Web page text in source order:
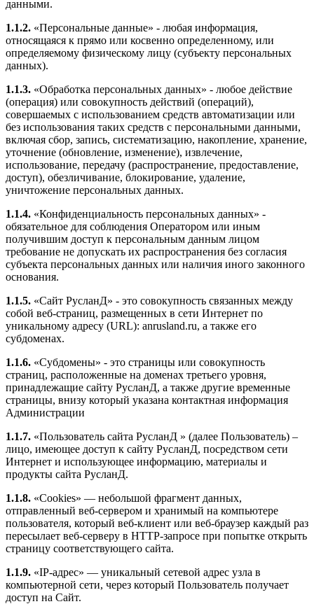
данными.
1.1.2. «Персональные данные» - любая информация,
относящаяся к прямо или косвенно определенному, или
определяемому физическому лицу (субъекту персональных
данных).
1.1.3. «Обработка персональных данных» - любое действие
(операция) или совокупность действий (операций),
совершаемых с использованием средств автоматизации или
без использования таких средств с персональными данными,
включая сбор, запись, систематизацию, накопление, хранение,
уточнение (обновление, изменение), извлечение,
использование, передачу (распространение, предоставление,
доступ), обезличивание, блокирование, удаление,
уничтожение персональных данных.
1.1.4. «Конфиденциальность персональных данных» -
обязательное для соблюдения Оператором или иным
получившим доступ к персональным данным лицом
требование не допускать их распространения без согласия
субъекта персональных данных или наличия иного законного
основания.
1.1.5. «Сайт РусланД» - это совокупность связанных между
собой веб-страниц, размещенных в сети Интернет по
уникальному адресу (URL): anrusland.ru, а также его
субдоменах.
1.1.6. «Субдомены» - это страницы или совокупность
страниц, расположенные на доменах третьего уровня,
принадлежащие сайту РусланД, а также другие временные
страницы, внизу который указана контактная информация
Администрации
1.1.7. «Пользователь сайта РусланД » (далее Пользователь) –
лицо, имеющее доступ к сайту РусланД, посредством сети
Интернет и использующее информацию, материалы и
продукты сайта РусланД.
1.1.8. «Cookies» — небольшой фрагмент данных,
отправленный веб-сервером и хранимый на компьютере
пользователя, который веб-клиент или веб-браузер каждый раз
пересылает веб-серверу в HTTP-запросе при попытке открыть
страницу соответствующего сайта.
1.1.9. «IP-адрес» — уникальный сетевой адрес узла в
компьютерной сети, через который Пользователь получает
доступ на Сайт.